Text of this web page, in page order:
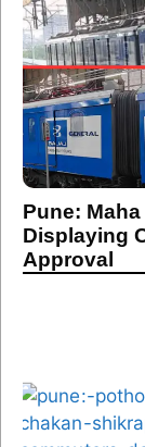
Pune:
Displaying
Approval